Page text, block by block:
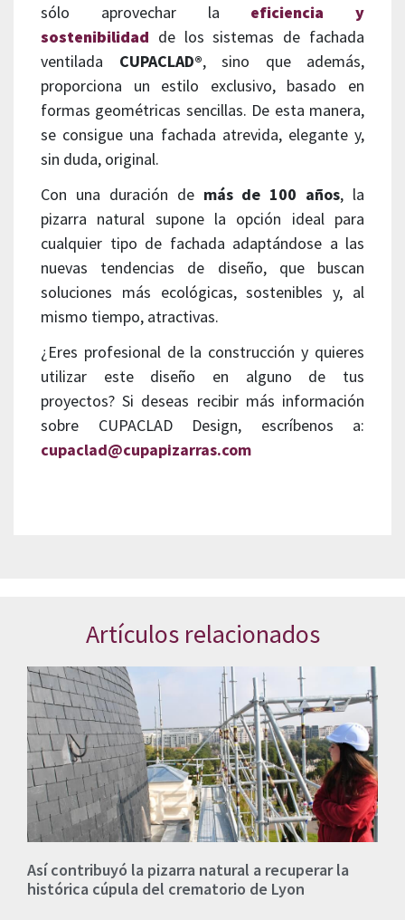
sólo aprovechar la eficiencia y
sostenibilidad de los sistemas de fachada
ventilada CUPACLAD®, sino que además,
proporciona un estilo exclusivo, basado en
formas geométricas sencillas. De esta manera,
se consigue una fachada atrevida, elegante y,
sin duda, original.
Con una duración demás de 100 años, la
pizarra natural supone la opción ideal para
cualquier tipo de fachada adaptándose a las
nuevas tendencias de diseño, que buscan
soluciones más ecológicas, sostenibles y, al
mismo tiempo, atractivas.
¿Eres profesional de la construcción y quieres
utilizar este diseño en alguno de tus
proyectos? Si deseas recibir más información
sobre CUPACLAD Design, escríbenos a:
cupaclad@cupapizarras.com
Artículos relacionados
Así contribuyó la pizarra natural a recuperar la
histórica cúpula del crematorio de Lyon